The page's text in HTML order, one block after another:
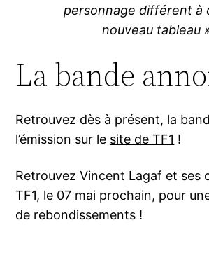
personnage différent à
nouveau tableau
La bande
Retrouvez dès à présent, la
l’émission sur le site de TF1 !
Retrouvez Vincent Lagaf et ses
TF1, le 07 mai prochain, pour
de rebondissements !